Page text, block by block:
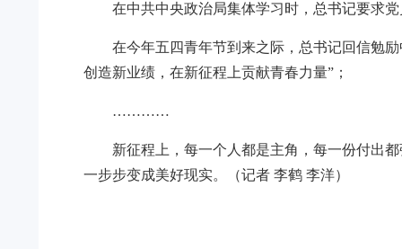
在中共中央政治局集体学习时，总书记要求
在今年五四青年节到来之际，总书记回信勉
创造新业绩，在新征程上贡献青春力量”；
…………
新征程上，每一个人都是主角，每一份付出
一步步变成美好现实。（记者 李鹤 李洋）